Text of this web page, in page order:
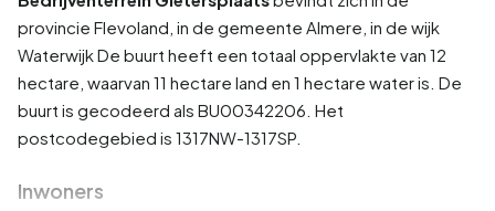
provincie Flevoland , in de gemeente Almere , in de wijk
WaterwijkDe buurt heeft een totaal oppervlakte van 12
hectare, waarvan 11 hectare land en 1 hectare water is. De
buurt is gecodeerd als BU00342206. Het
postcodegebied is 1317NW-1317SP.
Inwoners